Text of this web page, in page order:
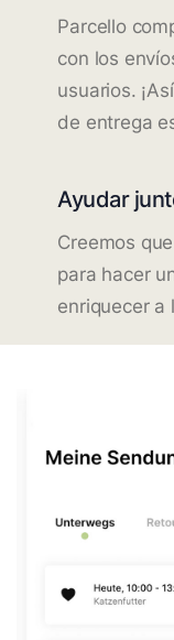
Parcello
con los
usuarios.
de entrega
Ayudar
Creemos
para hacer
enriquecer a